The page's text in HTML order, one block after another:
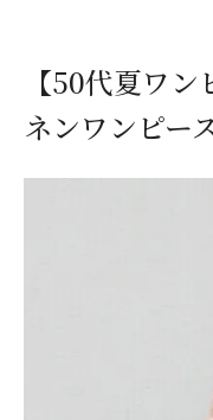
【50代夏ワ
ネンワンピー